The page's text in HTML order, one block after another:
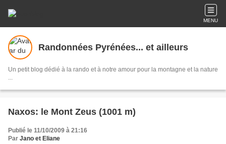
MENU
Randonnées Pyrénées... et ailleurs
Un petit blog dédié à la rando et à notre amour pour la montagne et la nature
...
Naxos: le Mont Zeus (1001 m)
Publié le 11/10/2009 à 21:16
Par Jano et Eliane